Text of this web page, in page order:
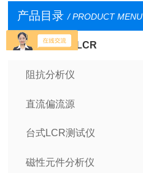
产品目录 / PRODUCT MENU
阻抗分析仪及LCR
阻抗分析仪
直流偏流源
台式LCR测试仪
磁性元件分析仪